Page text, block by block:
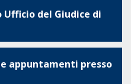
del Giudice di
appuntamenti presso